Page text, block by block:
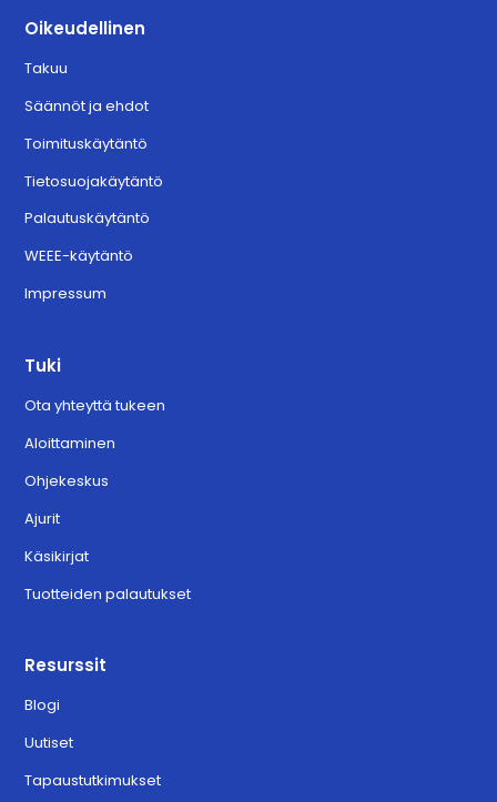
Oikeudellinen
Takuu
Säännöt ja ehdot
Toimituskäytäntö
Tietosuojakäytäntö
Palautuskäytäntö
WEEE-käytäntö
Impressum
Tuki
Ota yhteyttä tukeen
Aloittaminen
Ohjekeskus
Ajurit
Käsikirjat
Tuotteiden palautukset
Resurssit
Blogi
Uutiset
Tapaustutkimukset